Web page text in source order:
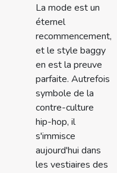
La mode est un
éternel
recommencement,
et le style baggy
en est la preuve
parfaite. Autrefois
symbole de la
contre-culture
hip-hop, il
s'immisce
aujourd'hui dans
les vestiaires des